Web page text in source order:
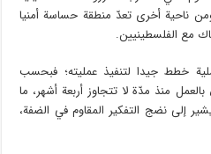
ناحية أخرى تعدّ منطقة حساسة أمنيا
مع الفلسطينيين.
خطط جيدا لتنفيذ عمليته؛ فبحسب
منذ مدّة لا تتجاوز أربعة أشهر، ما
إلى نضج التفكير المقاوم في الضفة،